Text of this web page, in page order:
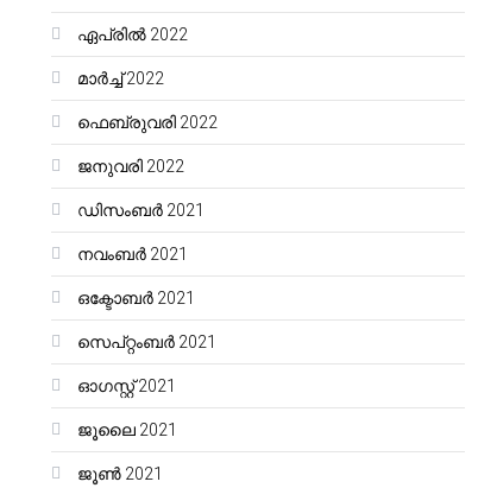
ഏപ്രിൽ 2022
മാർച്ച്‌ 2022
ഫെബ്രുവരി 2022
ജനുവരി 2022
ഡിസംബർ 2021
നവംബർ 2021
ഒക്ടോബർ 2021
സെപ്റ്റംബർ 2021
ഓഗസ്റ്റ്‌ 2021
ജൂലൈ 2021
ജൂൺ 2021